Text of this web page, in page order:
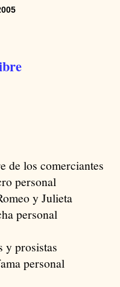
de los comerciantes
personal
y Julieta
personal
y prosistas
personal